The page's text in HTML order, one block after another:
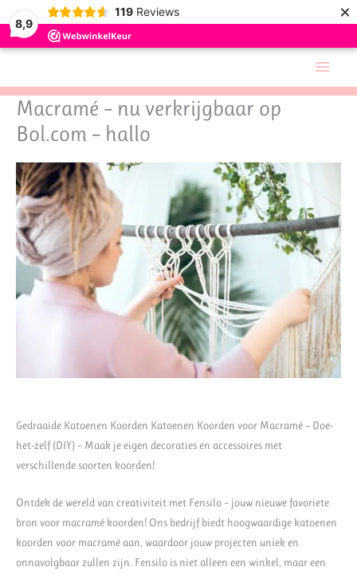
8,9
119 Reviews ×
content
Main
Macramé – nu verkrijgbaar op
Bol.com – hallo
Gedraaide Katoenen Koorden Katoenen Koorden voor Macramé – Doe-
het-zelf (DIY) – Maak je eigen decoraties en accessoires met
verschillende soorten koorden!
Ontdek de wereld van creativiteit met Fensilo – jouw nieuwe favoriete
bron voor macramé koorden! Ons bedrijf biedt hoogwaardige katoenen
koorden voor macramé aan, waardoor jouw projecten uniek en
onnavolgbaar zullen zijn. Fensilo is niet alleen een winkel, maar een